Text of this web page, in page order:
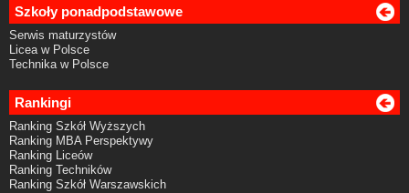
Szkoły ponadpodstawowe
Serwis maturzystów
Licea w Polsce
Technika w Polsce
Rankingi
Ranking Szkół Wyższych
Ranking MBA Perspektywy
Ranking Liceów
Ranking Techników
Ranking Szkół Warszawskich